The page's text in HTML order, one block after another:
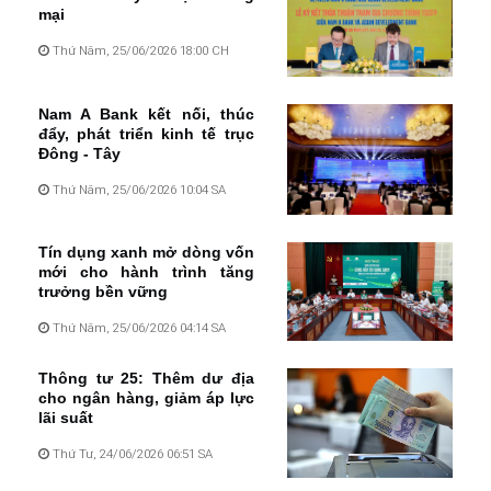
mại
Thứ Năm, 25/06/2026 18:00 CH
Nam A Bank kết nối, thúc
đẩy, phát triển kinh tế trục
Đông - Tây
Thứ Năm, 25/06/2026 10:04 SA
Tín dụng xanh mở dòng vốn
mới cho hành trình tăng
trưởng bền vững
Thứ Năm, 25/06/2026 04:14 SA
Thông tư 25: Thêm dư địa
cho ngân hàng, giảm áp lực
lãi suất
Thứ Tư, 24/06/2026 06:51 SA